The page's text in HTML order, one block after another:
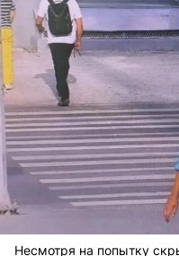
Несмотря на попытку